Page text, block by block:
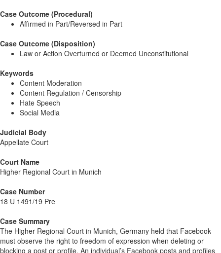
Case Outcome (Procedural)
Affirmed in Part/Reversed in Part
Case Outcome (Disposition)
Law or Action Overturned or Deemed Unconstitutional
Keywords
Content Moderation
Content Regulation / Censorship
Hate Speech
Social Media
Judicial Body
Appellate Court
Court Name
Higher Regional Court in Munich
Case Number
18 U 1491/19 Pre
Case Summary
The Higher Regional Court in Munich, Germany held that Facebook
must observe the right to freedom of expression when deleting or
blocking a post or profile. An individual’s Facebook posts and profiles